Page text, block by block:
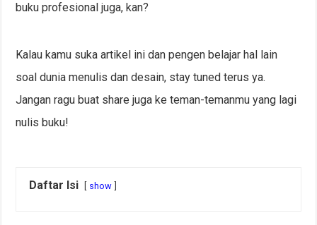
buku profesional juga, kan?
Kalau kamu suka artikel ini dan pengen belajar hal lain
soal dunia menulis dan desain, stay tuned terus ya.
Jangan ragu buat share juga ke teman-temanmu yang lagi
nulis buku!
Daftar Isi show